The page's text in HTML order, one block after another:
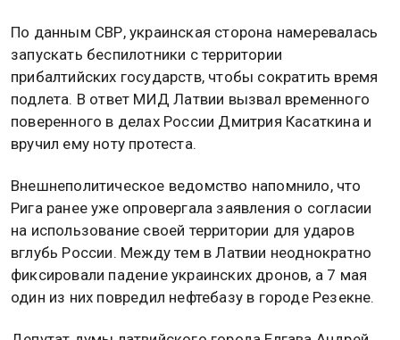
По данным СВР, украинская сторона намеревалась
запускать беспилотники с территории
прибалтийских государств, чтобы сократить время
подлета. В ответ МИД Латвии вызвал временного
поверенного в делах России Дмитрия Касаткина и
вручил ему ноту протеста.
Внешнеполитическое ведомство напомнило, что
Рига ранее уже опровергала заявления о согласии
на использование своей территории для ударов
вглубь России. Между тем в Латвии неоднократно
фиксировали падение украинских дронов, а 7 мая
один из них повредил нефтебазу в городе Резекне.